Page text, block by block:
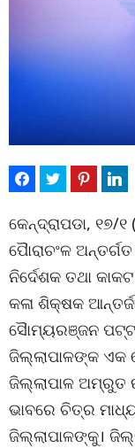
କେନ୍ଦ୍ରାପଡା,
ପୈାରାଚଂଳ
ନିର୍ଦେଶକ ତଥା
କଳା ଶିକ୍ଷକ
ସୈାମ୍ୟରଞ୍ଜନ
ଜିଲ୍ଲାପାଳଙ୍କ ଏକ
ଜିଲ୍ଲାପାଳ ଅମ୍ରୁତ
ଭାବରେ ଚିତ୍ର
ଜିଲ୍ଲାପାଳଙ୍କୁ।